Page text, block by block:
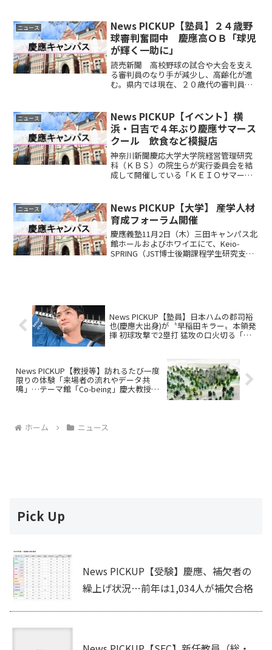
川）の森林貴彦監督（50）だ。
ニュース
News PICKUP【塾員】２４歳野
球審判奮闘中 慶應高ＯＢ「球児
が輝く一助に」
読売新聞 高校野球の試合や大会を支え
る審判員のなり手が減少し、高齢化が進
む。県内では現在、２０歳代の審判員は
り、土日は審判活動で汗を流す。「球児
が輝く一助になれたら」の...
ニュース
News PICKUP【イベント】横
浜・日吉で４年ぶり慶應サマース
クール 飲食など模擬店
神奈川新聞慶応大学大学院経営管理研究
科（ＫＢＳ）の院生らが実行委員会を結
成して開催している「ＫＥＩＯサマース
内協生館で開かれる。
ニュース
News PICKUP【大学】 産学人材
育成フォーラム開催
慶應義塾11月2日（木）三田キャンパス北
館ホールおよびホワイエにて、Keio-
SPRING（JST博士後期課程学生研究支援
News PICKUP【塾員】日本ハムの郡司裕
也(慶應大出身)が〝早稲田キラー〟本領発
揮 初球攻撃で2塁打 猛攻の口火切る「こ
News PICKUP【教授等】訪れるたび一度
限りの体験「来場者の流れやデータ共
鳴」…テーマ館「Co-being」慶大教授・
ホーム ニュース
Pick Up
News PICKUP【受験】慶應、補欠者の
繰上げ状況…前年は1,034人が補欠合格